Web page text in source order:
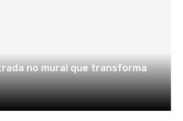
no mural que transforma